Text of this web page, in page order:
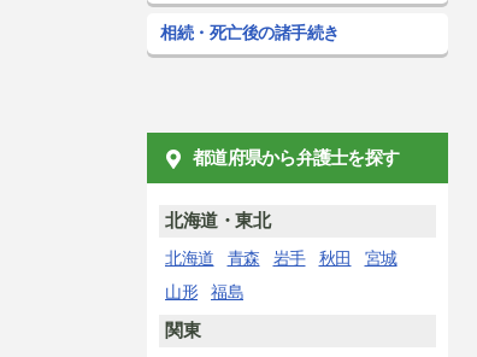
相続・死亡後の諸手続き
都道府県から弁護士を探す
北海道・東北
北海道 青森 岩手 秋田
宮城
山形
福島
関東